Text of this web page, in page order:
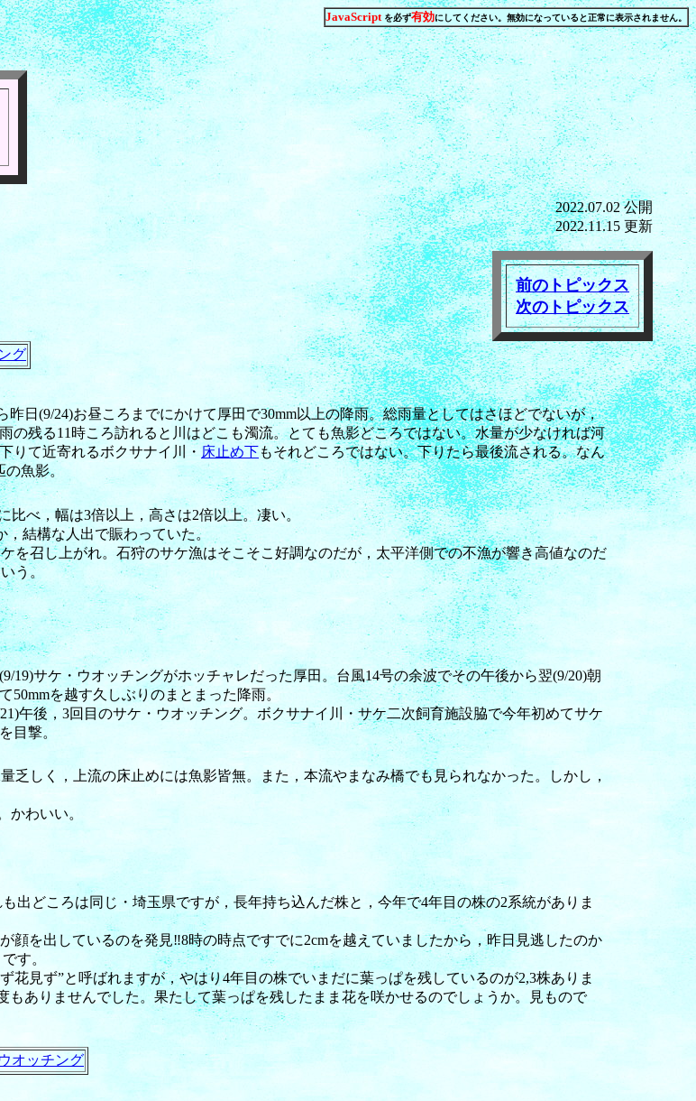
JavaScript を必ず有効にしてください。無効になっていると正常に表示されません。
2022.07.02 公開
2022.11.15 更新
前のトピックス
次のトピックス
グ
昨日(9/24)お昼ころまでにかけて厚田で30mm以上の降雨。総雨量としてはさほどでないが，
の残る11時ころ訪れると川はどこも濁流。とても魚影どころではない。水量が少なければ河
りて近寄れるボクサナイ川・ 床止め下もそれどころではない。下りたら最後流される。なん
魚影。
べ，幅は3倍以上，高さは2倍以上。凄い。
結構な人出で賑わっていた。
を召し上がれ。石狩のサケ漁はそこそこ好調なのだが，太平洋側での不漁が響き高値なのだ
う。
19)サケ・ウオッチングがホッチャレだった厚田。台風14号の余波でその午後から翌(9/20)朝
50mmを越す久しぶりのまとまった降雨。
午後，3回目のサケ・ウオッチング。ボクサナイ川・サケ二次飼育施設脇で今年初めてサケ
目撃。
乏しく，上流の床止めには魚影皆無。また，本流やまなみ橋でも見られなかった。しかし，
かわいい。
出どころは同じ・埼玉県ですが，長年持ち込んだ株と，今年で4年目の株の2系統がありま
顔を出しているのを発見‼8時の時点ですでに2cmを越えていましたから，昨日見逃したのか
す。
花見ず”と呼ばれますが，やはり4年目の株でいまだに葉っぱを残しているのが2,3株ありま
もありませんでした。果たして葉っぱを残したまま花を咲かせるのでしょうか。見もので
オッチング